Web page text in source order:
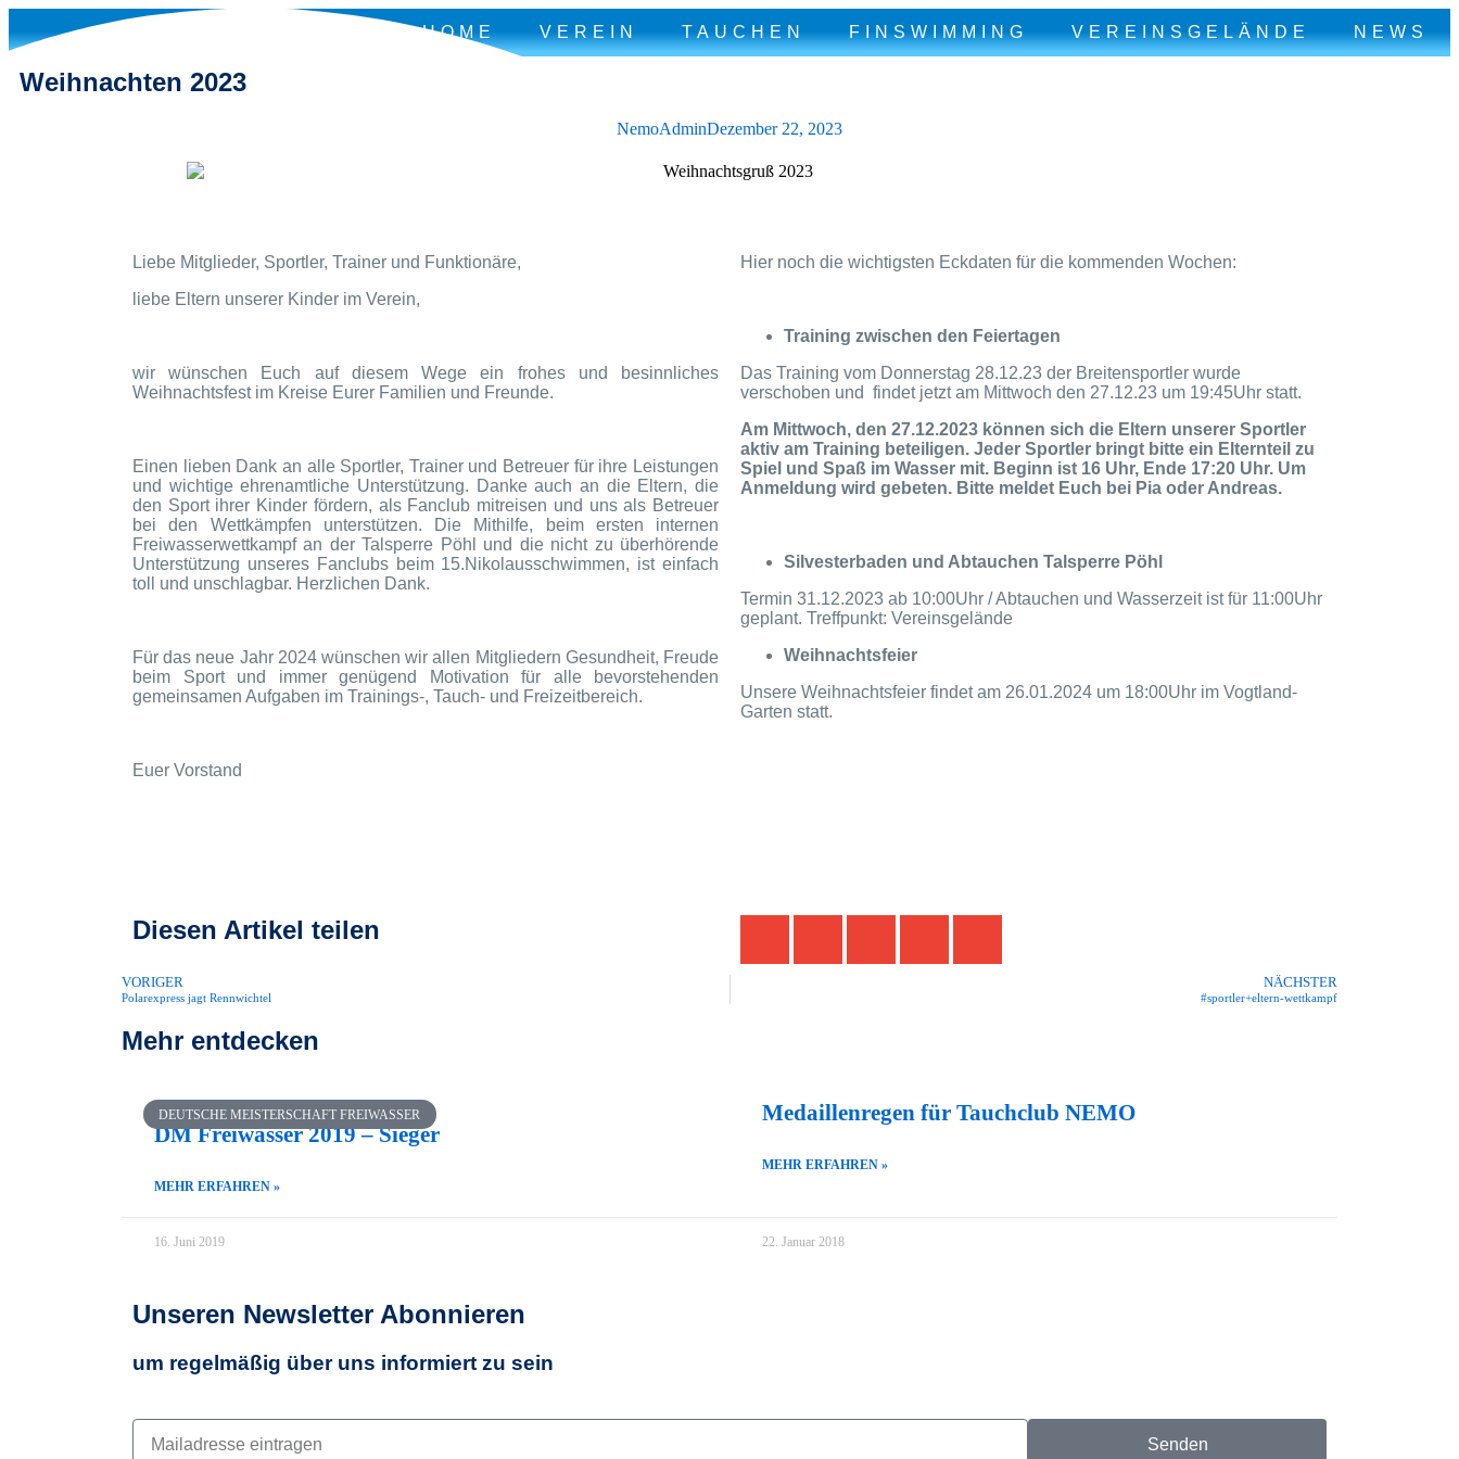
HOME VEREIN TAUCHEN FINSWIMMING VEREINSGELÄNDE NEWS
Weihnachten 2023
NemoAdminDezember 22, 2023
Liebe Mitglieder, Sportler, Trainer und Funktionäre,
liebe Eltern unserer Kinder im Verein,
wir wünschen Euch auf diesem Wege ein frohes und besinnliches
Weihnachtsfest im Kreise Eurer Familien und Freunde.
Einen lieben Dank an alle Sportler, Trainer und Betreuer für ihre Leistungen
und wichtige ehrenamtliche Unterstützung. Danke auch an die Eltern, die
den Sport ihrer Kinder fördern, als Fanclub mitreisen und uns als Betreuer
bei den Wettkämpfen unterstützen. Die Mithilfe, beim ersten internen
Freiwasserwettkampf an der Talsperre Pöhl und die nicht zu überhörende
Unterstützung unseres Fanclubs beim 15.Nikolausschwimmen, ist einfach
toll und unschlagbar. Herzlichen Dank.
Für das neue Jahr 2024 wünschen wir allen Mitgliedern Gesundheit, Freude
beim Sport und immer genügend Motivation für alle bevorstehenden
gemeinsamen Aufgaben im Trainings-, Tauch- und Freizeitbereich.
Euer Vorstand
Hier noch die wichtigsten Eckdaten für die kommenden Wochen:
Training zwischen den Feiertagen
Das Training vom Donnerstag 28.12.23 der Breitensportler wurde
verschoben und findet jetzt am Mittwoch den 27.12.23 um 19:45Uhr statt.
Am Mittwoch, den 27.12.2023 können sich die Eltern unserer Sportler
aktiv am Training beteiligen. Jeder Sportler bringt bitte ein Elternteil zu
Spiel und Spaß im Wasser mit. Beginn ist 16 Uhr, Ende 17:20 Uhr. Um
Anmeldung wird gebeten. Bitte meldet Euch bei Pia oder Andreas.
Silvesterbaden und Abtauchen Talsperre Pöhl
Termin 31.12.2023 ab 10:00Uhr / Abtauchen und Wasserzeit ist für 11:00Uhr
geplant. Treffpunkt: Vereinsgelände
Weihnachtsfeier
Unsere Weihnachtsfeier findet am 26.01.2024 um 18:00Uhr im Vogtland-
Garten statt.
Diesen Artikel teilen
VORIGER
Polarexpress jagt Rennwichtel
NÄCHSTER
#sportler+eltern-wettkampf
Mehr entdecken
DEUTSCHE MEISTERSCHAFT FREIWASSER
DM Freiwasser 2019 – Sieger
MEHR ERFAHREN »
16. Juni 2019
Medaillenregen für Tauchclub NEMO
MEHR ERFAHREN »
22. Januar 2018
Unseren Newsletter Abonnieren
um regelmäßig über uns informiert zu sein
Senden